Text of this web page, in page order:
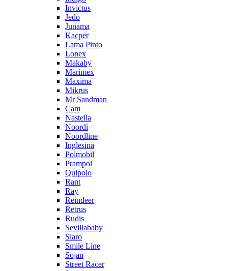
Invictus
Jedo
Junama
Kacper
Lama Pinto
Lonex
Makaby
Marimex
Maxima
Mikrus
Mr Sandman
Cam
Nastella
Noordi
Noordline
Inglesina
Polmobil
Prampol
Quipolo
Rant
Ray
Reindeer
Retrus
Rudis
Sevillababy
Slaro
Smile Line
Sojan
Street Racer